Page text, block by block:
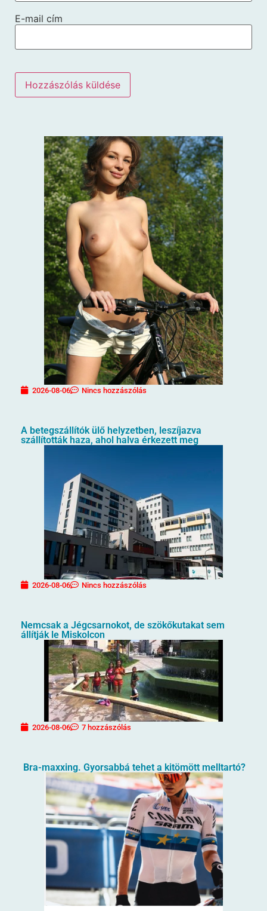
E-mail cím
2026-08-06 Nincs hozzászólás
A betegszállítók ülő helyzetben, leszíjazva
szállították haza, ahol halva érkezett meg
2026-08-06 Nincs hozzászólás
Nemcsak a Jégcsarnokot, de szökőkutakat sem
állítják le Miskolcon
2026-08-06 7 hozzászólás
Bra-maxxing. Gyorsabbá tehet a kitömött melltartó?